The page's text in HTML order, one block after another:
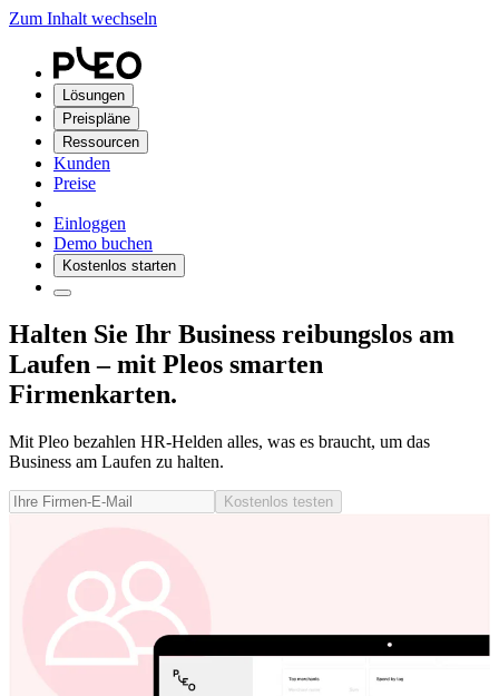
Zum Inhalt wechseln
Lösungen
Preispläne
Ressourcen
Kunden
Preise
Einloggen
Demo buchen
Kostenlos starten
Halten Sie Ihr Business reibungslos am
Laufen – mit Pleos smarten
Firmenkarten.
Mit Pleo bezahlen HR-Helden alles, was es braucht, um das
Business am Laufen zu halten.
Kostenlos testen